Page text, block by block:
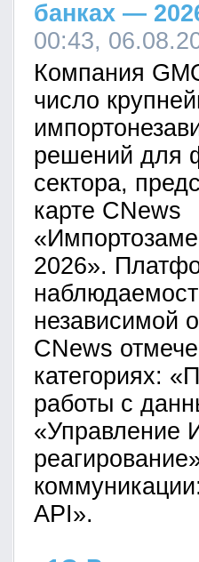
банках —
00:43,
Компания
число
решений для
сектора,
карте CNews
2026».
независимой
CNews
категориях:
работы с
«Управление
API».